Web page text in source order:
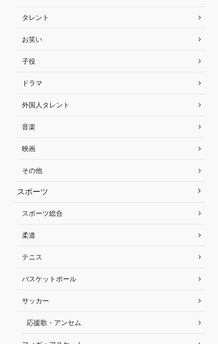
タレント
お笑い
子役
ドラマ
外国人タレント
音楽
映画
その他
スポーツ
スポーツ総合
柔道
テニス
バスケットボール
サッカー
応援歌・アンセム